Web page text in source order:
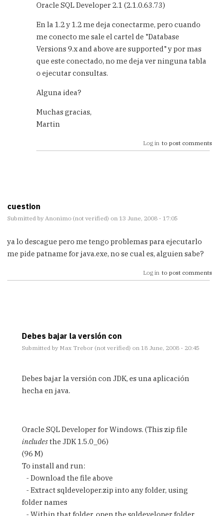
Oracle SQL Developer 2.1 (2.1.0.63.73)
En la 1.2 y 1.2 me deja conectarme, pero cuando
me conecto me sale el cartel de "Database
Versions 9.x and above are supported" y por mas
que este conectado, no me deja ver ninguna tabla
o ejecutar consultas.
Alguna idea?
Muchas gracias,
Martin
Log in to post comments
cuestion
Submitted by Anonimo (not verified) on 13 June, 2008 - 17:05
ya lo descague pero me tengo problemas para ejecutarlo
me pide patname for java.exe, no se cual es, alguien sabe?
Log in to post comments
Debes bajar la versión con
Submitted by Max Trebor (not verified) on 18 June, 2008 - 20:45
reply
cuestion
verified)
Debes bajar la versión con JDK, es una aplicación
hecha en java.
Oracle SQL Developer for Windows. (This zip file
includesthe JDK 1.5.0_06)
(96 M)
To install and run:
- Download the file above
- Extract sqldeveloper.zip into any folder, using
folder names